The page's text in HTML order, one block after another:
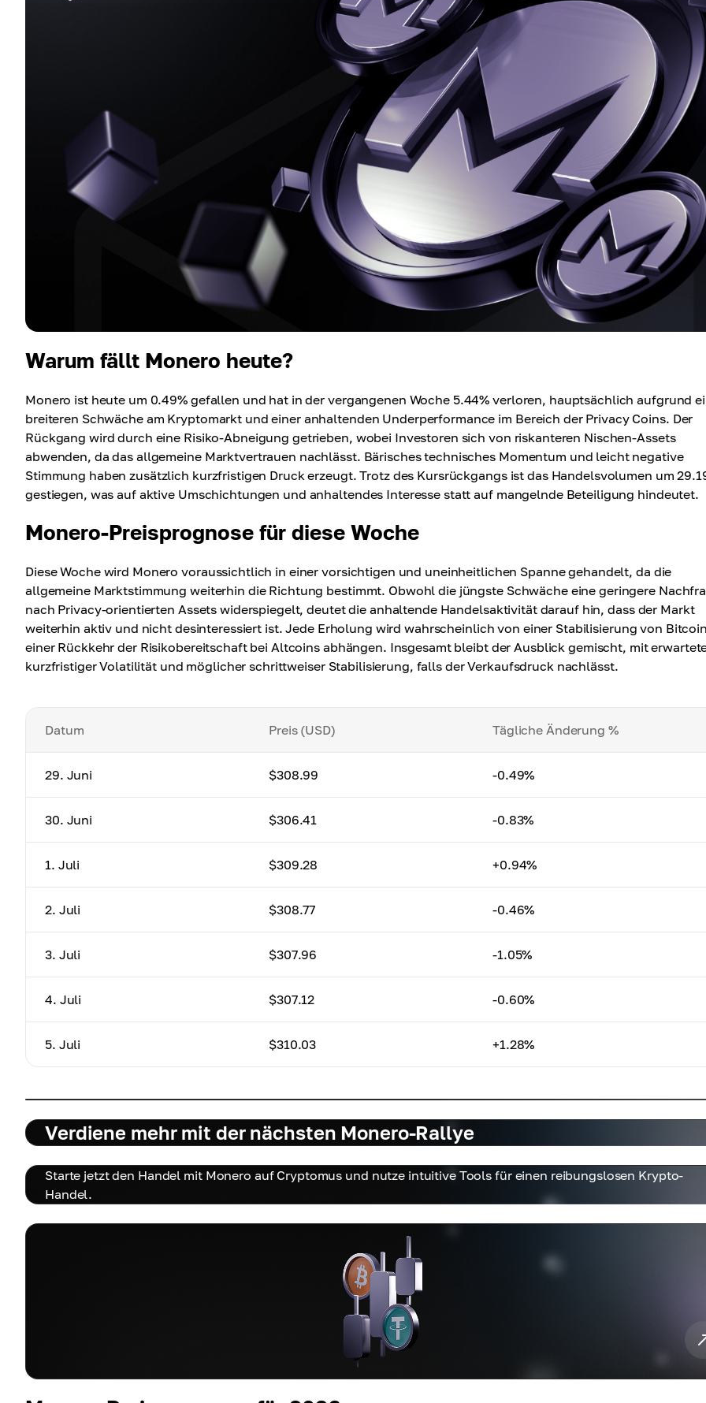
Warum fällt Monero heute?
Monero ist heute um 0.49% gefallen und hat in der vergangenen Woche 5.44% verloren, hauptsächlich aufgrund
breiteren Schwäche am Kryptomarkt und einer anhaltenden Underperformance im Bereich der Privacy Coins. Der
Rückgang wird durch eine Risiko-Abneigung getrieben, wobei Investoren sich von riskanteren Nischen-Assets
abwenden, da das allgemeine Marktvertrauen nachlässt. Bärisches technisches Momentum und leicht negative
Stimmung haben zusätzlich kurzfristigen Druck erzeugt. Trotz des Kursrückgangs ist das Handelsvolumen um
gestiegen, was auf aktive Umschichtungen und anhaltendes Interesse statt auf mangelnde Beteiligung hindeutet.
Monero-Preisprognose für diese Woche
Diese Woche wird Monero voraussichtlich in einer vorsichtigen und uneinheitlichen Spanne gehandelt, da die
allgemeine Marktstimmung weiterhin die Richtung bestimmt. Obwohl die jüngste Schwäche eine geringere
nach Privacy-orientierten Assets widerspiegelt, deutet die anhaltende Handelsaktivität darauf hin, dass der Markt
weiterhin aktiv und nicht desinteressiert ist. Jede Erholung wird wahrscheinlich von einer Stabilisierung von
einer Rückkehr der Risikobereitschaft bei Altcoins abhängen. Insgesamt bleibt der Ausblick gemischt, mit
kurzfristiger Volatilität und möglicher schrittweiser Stabilisierung, falls der Verkaufsdruck nachlässt.
Datum Preis (USD) Tägliche Änderung %
29. Juni $308.99 -0.49%
30. Juni $306.41 -0.83%
1. Juli $309.28 +0.94%
2. Juli $308.77 -0.46%
3. Juli $307.96 -1.05%
4. Juli $307.12 -0.60%
5. Juli $310.03 +1.28%
Verdiene mehr mit der nächsten Monero-Rallye
Starte jetzt den Handel mit Monero auf Cryptomus und nutze intuitive Tools für einen reibungslosen Krypto-
Handel.